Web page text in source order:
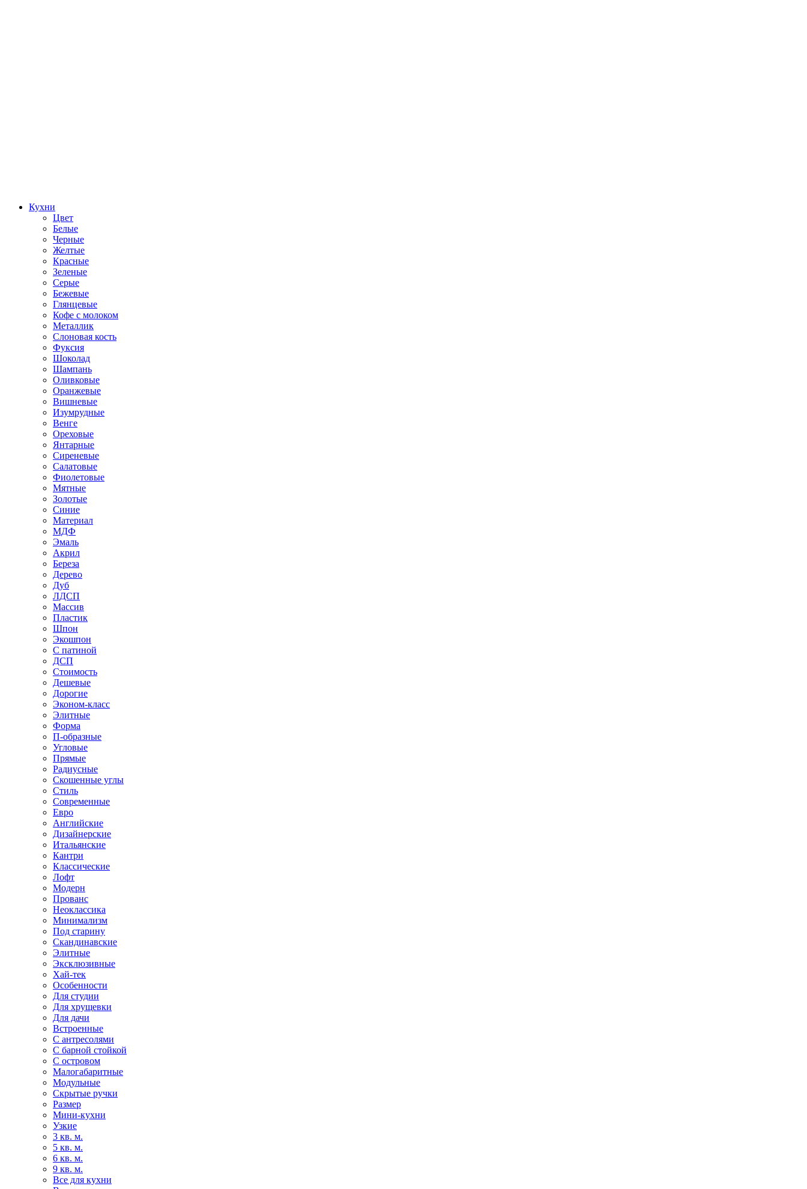
Кухни
Цвет
Белые
Черные
Желтые
Красные
Зеленые
Серые
Бежевые
Глянцевые
Кофе с молоком
Металлик
Слоновая кость
Фуксия
Шоколад
Шампань
Оливковые
Оранжевые
Вишневые
Изумрудные
Венге
Ореховые
Янтарные
Сиреневые
Салатовые
Фиолетовые
Мятные
Золотые
Синие
Материал
МДФ
Эмаль
Акрил
Береза
Дерево
Дуб
ЛДСП
Массив
Пластик
Шпон
Экошпон
С патиной
ДСП
Стоимость
Дешевые
Дорогие
Эконом-класс
Элитные
Форма
П-образные
Угловые
Прямые
Радиусные
Скошенные углы
Стиль
Современные
Евро
Английские
Дизайнерские
Итальянские
Кантри
Классические
Лофт
Модерн
Прованс
Неоклассика
Минимализм
Под старину
Скандинавские
Элитные
Эксклюзивные
Хай-тек
Особенности
Для студии
Для хрущевки
Для дачи
Встроенные
С антресолями
С барной стойкой
С островом
Малогабаритные
Модульные
Скрытые ручки
Размер
Мини-кухни
Узкие
3 кв. м.
5 кв. м.
6 кв. м.
9 кв. м.
Все для кухни